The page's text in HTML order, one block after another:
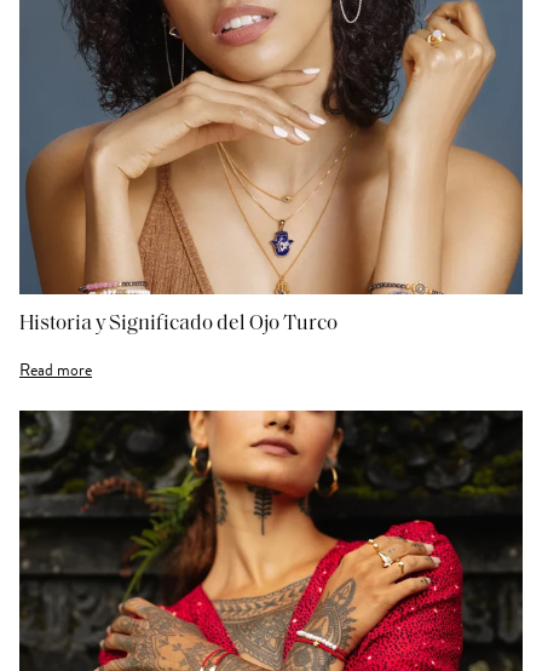
Historia y Significado del Ojo Turco
Read more